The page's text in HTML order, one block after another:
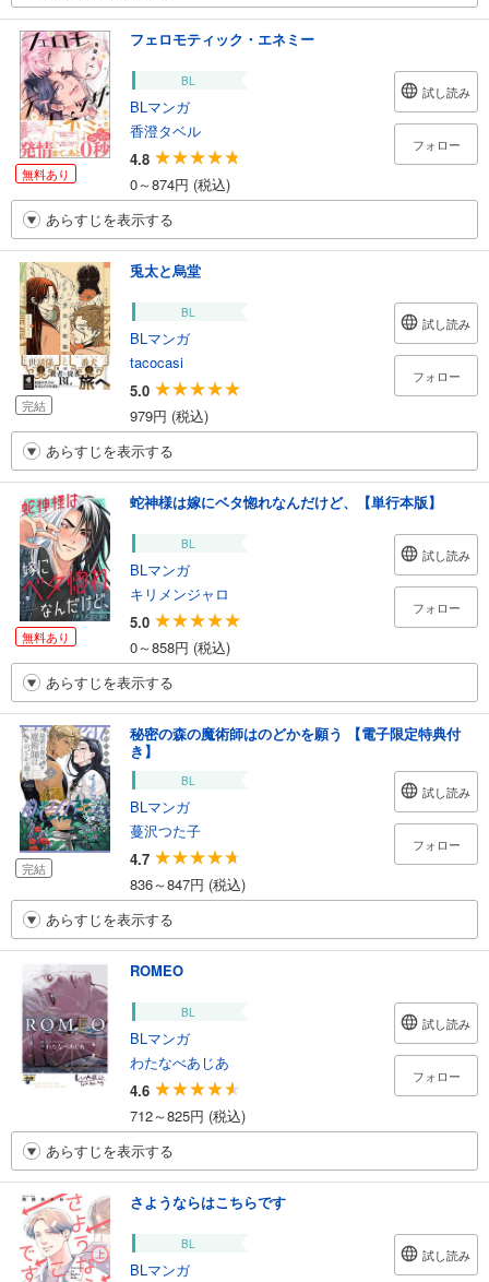
無料あり
フェロモティック・エネミー
BL
BLマンガ
香澄タベル
4.8
0～874円 (税込)
試し読み
フォロー
あらすじを表示する
完結
兎太と烏堂
BL
BLマンガ
tacocasi
5.0
979円 (税込)
試し読み
フォロー
あらすじを表示する
無料あり
蛇神様は嫁にベタ惚れなんだけど、【単行本版】
BL
BLマンガ
キリメンジャロ
5.0
0～858円 (税込)
試し読み
フォロー
あらすじを表示する
完結
秘密の森の魔術師はのどかを願う 【電子限定特典付
き】
BL
BLマンガ
蔓沢つた子
4.7
836～847円 (税込)
試し読み
フォロー
あらすじを表示する
ROMEO
BL
BLマンガ
わたなべあじあ
4.6
712～825円 (税込)
試し読み
フォロー
あらすじを表示する
さようならはこちらです
BL
BLマンガ
試し読み